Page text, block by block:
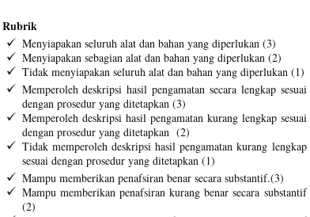
Rubrik
Menyiapakan seluruh alat dan bahan yang diperlukan (3)
Menyiapakan sebagian alat dan bahan yang diperlukan (2)
Tidak menyiapakan seluruh alat dan bahan yang diperlukan (1)
Memperoleh deskripsi hasil pengamatan secara lengkap sesuai
dengan prosedur yang ditetapkan (3)
Memperoleh deskripsi hasil pengamatan kurang lengkap sesuai
dengan prosedur yang ditetapkan (2)
Tidak memperoleh deskripsi hasil pengamatan kurang lengkap
sesuai dengan prosedur yang ditetapkan (1)
Mampu memberikan penafsiran benar secara substantif.(3)
Mampu memberikan penafsiran kurang benar secara substantif
(2)